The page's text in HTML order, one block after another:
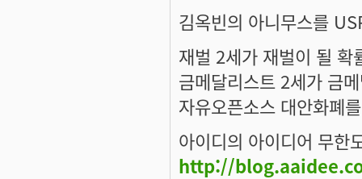
김옥빈의 아니무스를
재벌 2세가 재벌이 될 확
금메달리스트 2세가 금
자유오픈소스 대안화폐
아이디의 아이디어 무한
http://